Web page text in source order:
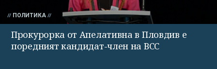
ПОЛИТИКА
Прокурорка от Апелативна в Пловдив е
поредният кандидат-член на ВСС